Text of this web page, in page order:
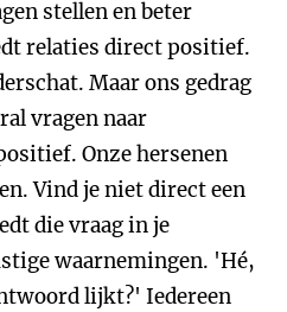
stellen en beter
relaties direct positief.
Maar ons gedrag
vragen naar
Onze hersenen
Vind je niet direct een
die vraag in je
waarnemingen. 'Hé,
lijkt?' Iedereen